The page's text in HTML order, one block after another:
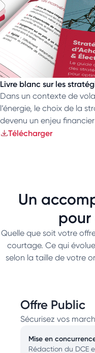
Livre blanc sur les
Dans un contexte de
l’énergie, le choix de la
devenu un enjeu
Télécharger
Un
pour
Quelle que soit votre
courtage. Ce qui
selon la taille de votre
Offre Public
Sécurisez vos
Mise en
Rédaction du DCE